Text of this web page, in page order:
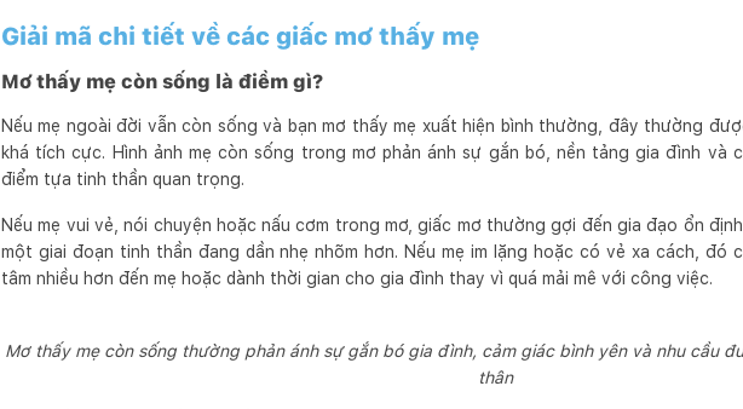
Giải mã chi tiết về các giấc mơ thấy mẹ
Mơ thấy mẹ còn sống là điềm gì?
Nếu mẹ ngoài đời vẫn còn sống và bạn mơ thấy mẹ xuất hiện bình thường, đây thường
khá tích cực. Hình ảnh mẹ còn sống trong mơ phản ánh sự gắn bó, nền tảng gia đình và
điểm tựa tinh thần quan trọng.
Nếu mẹ vui vẻ, nói chuyện hoặc nấu cơm trong mơ, giấc mơ thường gợi đến gia đạo ổn
một giai đoạn tinh thần đang dần nhẹ nhõm hơn. Nếu mẹ im lặng hoặc có vẻ xa cách, đó
tâm nhiều hơn đến mẹ hoặc dành thời gian cho gia đình thay vì quá mải mê với công việc.
Mơ thấy mẹ còn sống thường phản ánh sự gắn bó gia đình, cảm giác bình yên và nhu cầu
thân